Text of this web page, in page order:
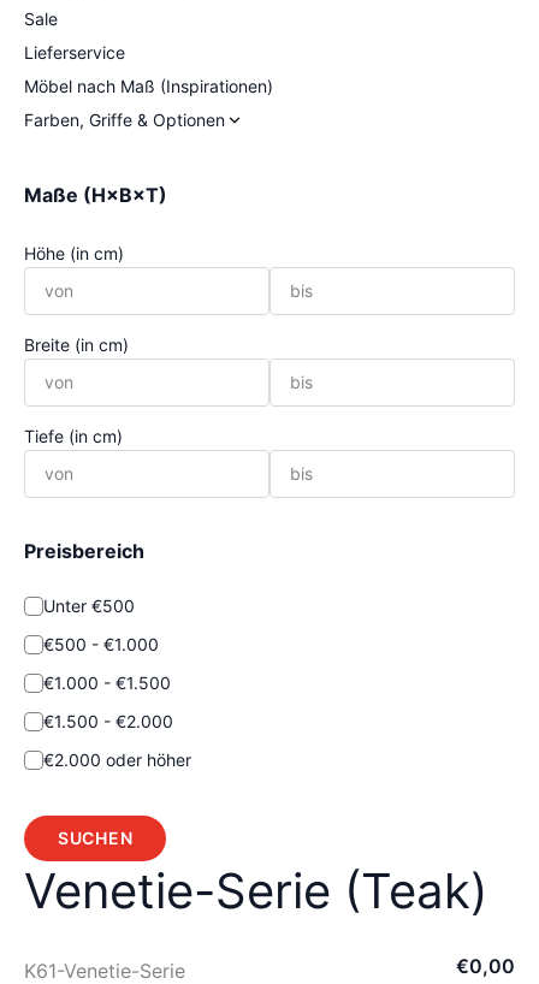
Sale
Lieferservice
Möbel nach Maß (Inspirationen)
Farben, Griffe & Optionen
Maße (H×B×T)
Höhe (in cm)
Breite (in cm)
Tiefe (in cm)
Preisbereich
Unter €500
€500 - €1.000
€1.000 - €1.500
€1.500 - €2.000
€2.000 oder höher
SUCHEN
Venetie-Serie (Teak)
K61-Venetie-Serie €0,00